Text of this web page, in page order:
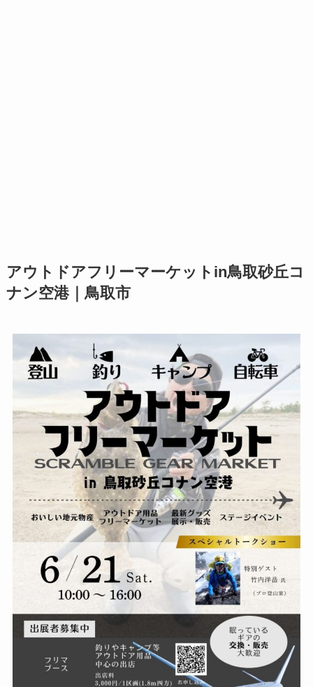
アウトドアフリーマーケットin鳥取砂丘コ
ナン空港｜鳥取市